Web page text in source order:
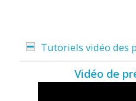
Tutoriels vidéo des
Vidéo de